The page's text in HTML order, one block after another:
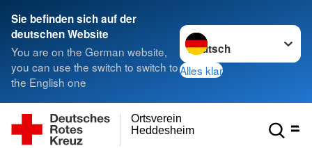
Sie befinden sich auf der
deutschen Website
You are on the German website,
you can use the switch to switch to
the English one
Sprache wechseln zu
Alles klar
Heddesheim
Ortsverein